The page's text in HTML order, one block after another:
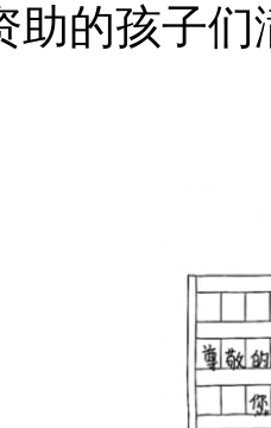
助的孩子